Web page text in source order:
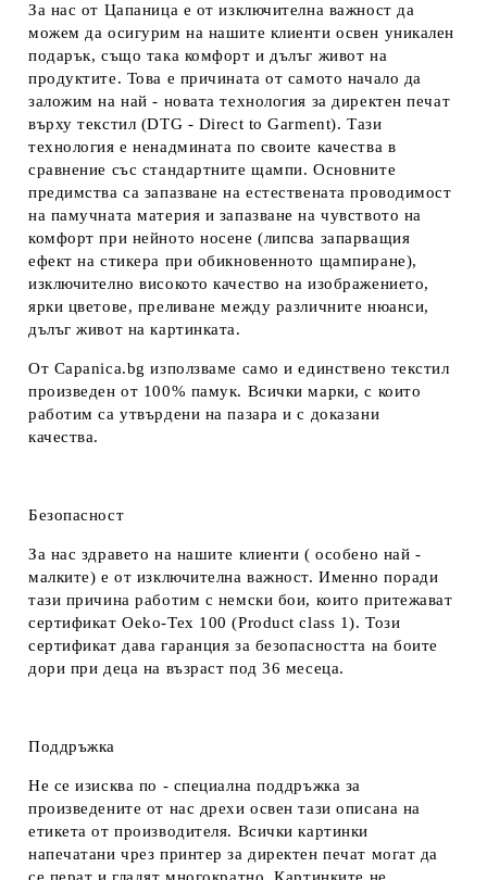
За нас от Цапаница е от изключителна важност да
можем да осигурим на нашите клиенти освен уникален
подарък, също така комфорт и дълъг живот на
продуктите. Това е причината от самото начало да
заложим на най - новата технология за директен печат
върху текстил (DTG - Direct to Garment). Тази
технология е ненадмината по своите качества в
сравнение със стандартните щампи. Основните
предимства са запазване на естествената проводимост
на памучната материя и запазване на чувството на
комфорт при нейното носене (липсва запарващия
ефект на стикера при обикновенното щампиране),
изключително високото качество на изображението,
ярки цветове, преливане между различните нюанси,
дълъг живот на картинката.
От Capanica.bg използваме само и единствено текстил
произведен от 100% памук. Всички марки, с които
работим са утвърдени на пазара и с доказани
качества.
Безопасност
За нас здравето на нашите клиенти ( особено най -
малките) е от изключителна важност. Именно поради
тази причина работим с немски бои, които притежават
сертификат Oeko-Tex 100 (Product class 1). Този
сертификат дава гаранция за безопасността на боите
дори при деца на възраст под 36 месеца.
Поддръжка
Не се изисква по - специална поддръжка за
произведените от нас дрехи освен тази описана на
етикета от производителя. Всички картинки
напечатани чрез принтер за директен печат могат да